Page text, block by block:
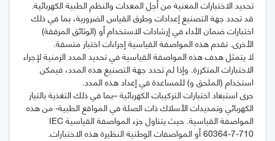
قد تحدد جهة التصنيع إعدادات وطرق القياس الضرورية، بما في ذلك
اختبارات ضمان الأداء في إرشادات الاستخدام أو (الوثائق المرفقة)
لا يتمثل هدف هذه المواصفة القياسية في تحديد المدد الزمنية لإجراء
الاختبارات المتكررة. وإذا لم تحدد جهة التصنيع هذه المدد، فيمكن
جرى استبعاد اختبارات التركيبات الكهربائية –بما في ذلك التغذية بالتيار
الكهربائي وتمديدات الأسلاك ذات الصلة في المواقع الطبية- من هذه
المواصفة القياسية. حيث يتناول جزء المواصفة القياسية IEC
60364-7-710 أو المواصفات الوطنية النظيرة هذه الاختبارات.